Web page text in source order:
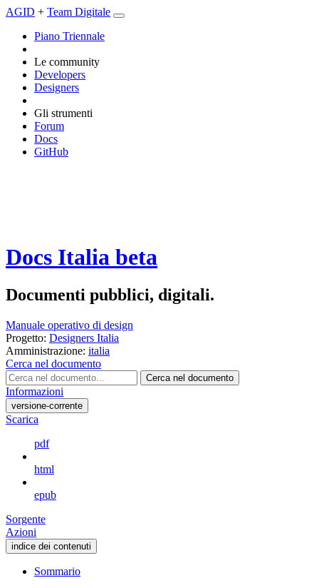
AGID + Team Digitale
Piano Triennale
Le community
Developers
Designers
Gli strumenti
Forum
Docs
GitHub
Docs Italia beta
Documenti pubblici, digitali.
Manuale operativo di design
Progetto: Designers Italia
Amministrazione: italia
Cerca nel documento
Cerca nel documento
Informazioni
versione-corrente
Scarica
pdf
html
epub
Sorgente
Azioni
indice dei contenuti
Sommario